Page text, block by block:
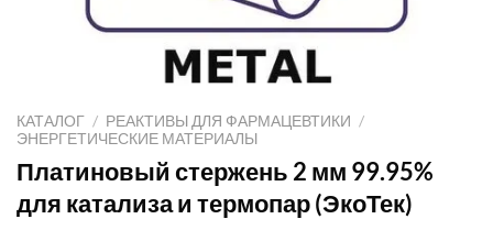
КАТАЛОГ / РЕАКТИВЫ ДЛЯ ФАРМАЦЕВТИКИ /
ЭНЕРГЕТИЧЕСКИЕ МАТЕРИАЛЫ
Платиновый стержень 2 мм 99.95%
для катализа и термопар (ЭкоТек)